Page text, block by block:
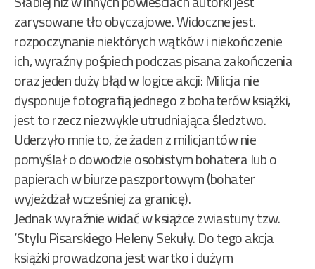
zarysowane tło obyczajowe. Widoczne jest.
rozpoczynanie niektórych wątków i niekończenie
ich, wyraźny pośpiech podczas pisana zakończenia
oraz jeden duży błąd w logice akcji: Milicja nie
dysponuje fotografią jednego z bohaterów książki,
jest to rzecz niezwykle utrudniająca śledztwo.
Uderzyło mnie to, że żaden z milicjantów nie
pomyślał o dowodzie osobistym bohatera lub o
papierach w biurze paszportowym (bohater
wyjeżdżał wcześniej za granicę).
Jednak wyraźnie widać w książce zwiastuny tzw.
‘Stylu Pisarskiego Heleny Sekuły. Do tego akcja
książki prowadzona jest wartko i dużym